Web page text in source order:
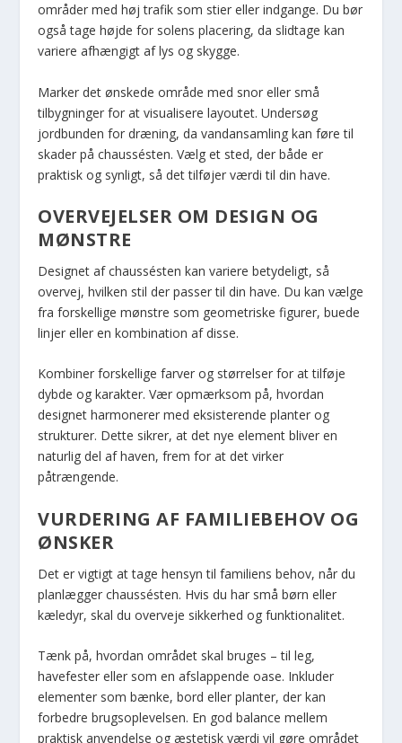
områder med høj trafik som stier eller indgange. Du bør
også tage højde for solens placering, da slidtage kan
variere afhængigt af lys og skygge.
Marker det ønskede område med snor eller små
tilbygninger for at visualisere layoutet. Undersøg
jordbunden for dræning, da vandansamling kan føre til
skader på chaussésten. Vælg et sted, der både er
praktisk og synligt, så det tilføjer værdi til din have.
OVERVEJELSER OM DESIGN OG
MØNSTRE
Designet af chaussésten kan variere betydeligt, så
overvej, hvilken stil der passer til din have. Du kan vælge
fra forskellige mønstre som geometriske figurer, buede
linjer eller en kombination af disse.
Kombiner forskellige farver og størrelser for at tilføje
dybde og karakter. Vær opmærksom på, hvordan
designet harmonerer med eksisterende planter og
strukturer. Dette sikrer, at det nye element bliver en
naturlig del af haven, frem for at det virker
påtrængende.
VURDERING AF FAMILIEBEHOV OG
ØNSKER
Det er vigtigt at tage hensyn til familiens behov, når du
planlægger chaussésten. Hvis du har små børn eller
kæledyr, skal du overveje sikkerhed og funktionalitet.
Tænk på, hvordan området skal bruges – til leg,
havefester eller som en afslappende oase. Inkluder
elementer som bænke, bord eller planter, der kan
forbedre brugsoplevelsen. En god balance mellem
praktisk anvendelse og æstetisk værdi vil gøre området